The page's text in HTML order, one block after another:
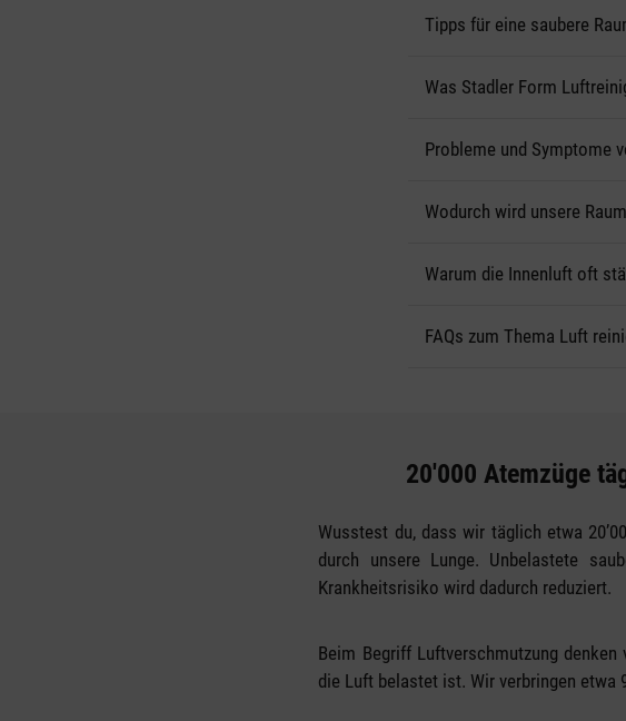
Tipps für eine saubere
Was Stadler Form
Probleme und Symptome
Wodurch wird unsere
Warum die Innenluft oft
FAQs zum Thema Luft
20'000 Atemzüge
Wusstest du, dass wir täglich etwa
durch unsere Lunge. Unbelastete
Krankheitsrisiko wird dadurch reduziert.
Beim Begriff Luftverschmutzung
die Luft belastet ist. Wir verbringen etwa